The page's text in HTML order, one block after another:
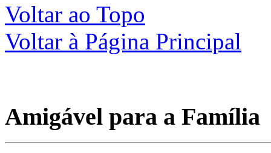
Voltar ao Topo
Voltar à Página Principal
Amigável para a Família